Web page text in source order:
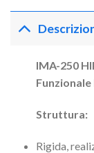
IMA-250
Struttura:
Rigida,